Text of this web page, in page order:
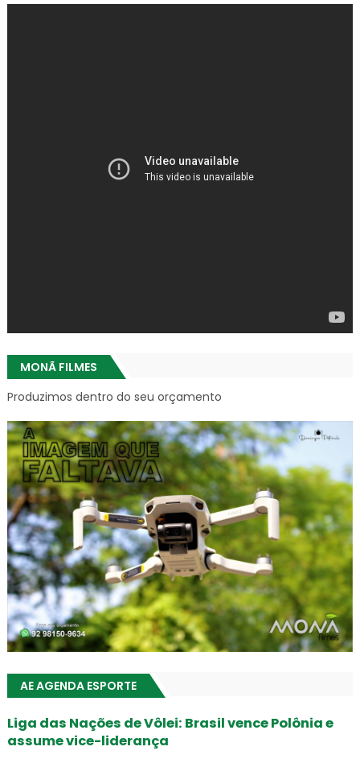
MONÃ FILMES
Produzimos dentro do seu orçamento
AE AGENDA ESPORTE
Liga das Nações de Vôlei: Brasil vence Polônia e
assume vice-liderança